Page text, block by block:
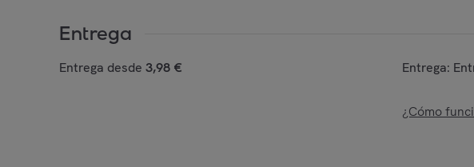
Entrega
Entrega desde 3,98 € Entrega:
¿Cómo